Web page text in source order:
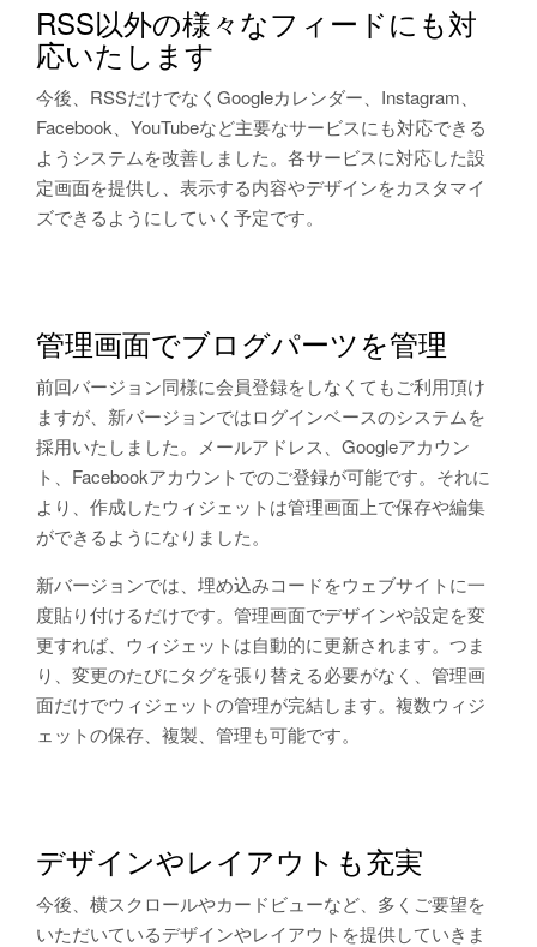
RSS以外の様々なフィードにも対
応いたします
今後、RSSだけでなくGoogleカレンダー、Instagram、
Facebook、YouTubeなど主要なサービスにも対応できる
ようシステムを改善しました。各サービスに対応した設
定画面を提供し、表示する内容やデザインをカスタマイ
ズできるようにしていく予定です。
管理画面でブログパーツを管理
前回バージョン同様に会員登録をしなくてもご利用頂け
ますが、新バージョンではログインベースのシステムを
採用いたしました。メールアドレス、Googleアカウン
ト、Facebookアカウントでのご登録が可能です。それに
より、作成したウィジェットは管理画面上で保存や編集
ができるようになりました。
新バージョンでは、埋め込みコードをウェブサイトに一
度貼り付けるだけです。管理画面でデザインや設定を変
更すれば、ウィジェットは自動的に更新されます。つま
り、変更のたびにタグを張り替える必要がなく、管理画
面だけでウィジェットの管理が完結します。複数ウィジ
ェットの保存、複製、管理も可能です。
デザインやレイアウトも充実
今後、横スクロールやカードビューなど、多くご要望を
いただいているデザインやレイアウトを提供していきま